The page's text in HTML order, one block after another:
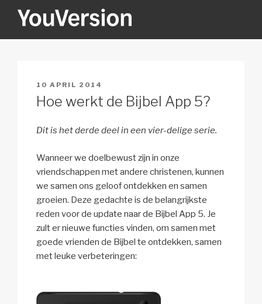
YOUVERSION
GEPLAATST
OP
10 APRIL 2014
Hoe werkt de Bijbel App 5?
Dit is het derde deel in een vier-delige serie.
Wanneer we doelbewust zijn in onze
vriendschappen met andere christenen, kunnen
we samen ons geloof ontdekken en samen
groeien. Deze gedachte is de belangrijkste
reden voor de update naar de Bijbel App 5. Je
zult er nieuwe functies vinden, om samen met
goede vrienden de Bijbel te ontdekken, samen
met leuke verbeteringen: